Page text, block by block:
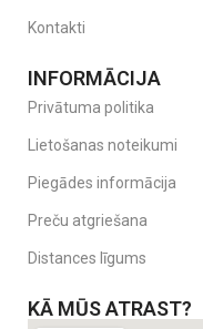
Kontakti
INFORMĀCIJA
Privātuma politika
Lietošanas noteikumi
Piegādes informācija
Preču atgriešana
Distances līgums
KĀ MŪS ATRAST?